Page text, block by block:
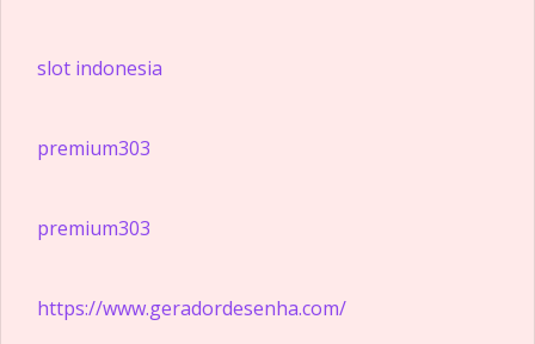
slot indonesia
premium303
premium303
https://www.geradordesenha.com/